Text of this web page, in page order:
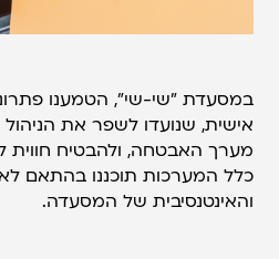
במסעדת "שי-שי", הטמענו
אישית, שנועדו לשפר את
מערך האבטחה, ולהבטיח חווית
כלל המערכות תוכננו בהתאם
והאינטנסיבית של המסעדה.